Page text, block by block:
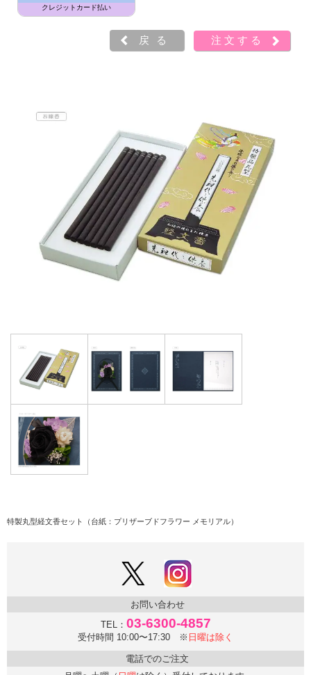
クレジットカード払い
戻る 注文する
特製丸型経文香セット（台紙：プリザーブドフラワー メモリアル）
お問い合わせ
TEL： 03-6300-4857
受付時間 10:00〜17:30 ※ 日曜は除く
電話でのご注文